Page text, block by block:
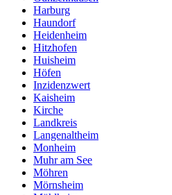
Harburg
Haundorf
Heidenheim
Hitzhofen
Huisheim
Höfen
Inzidenzwert
Kaisheim
Kirche
Landkreis
Langenaltheim
Monheim
Muhr am See
Möhren
Mörnsheim